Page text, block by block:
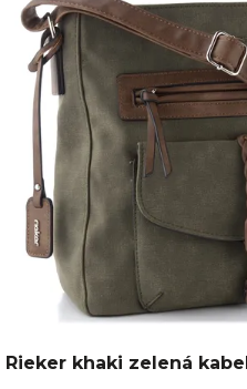
Rieker khaki zelená